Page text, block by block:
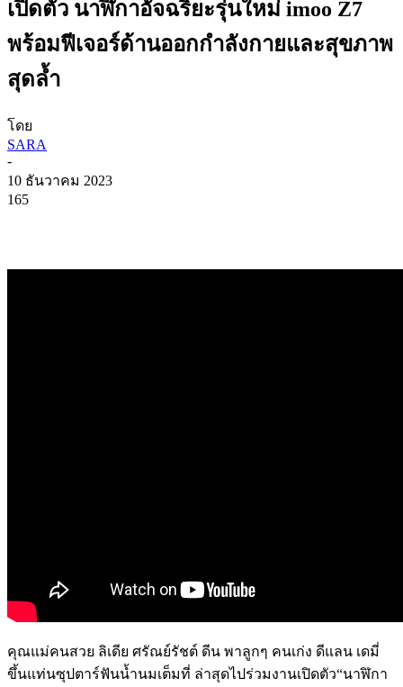
เปิดตัว นาฬิกาอัจฉริยะรุ่นใหม่ imoo Z7
พร้อมฟีเจอร์ด้านออกกำลังกายและสุขภาพ
สุดล้ำ
โดย
SARA
-
10 ธันวาคม 2023
165
คุณแม่คนสวย ลิเดีย ศรัณย์รัชต์ ดีน พาลูกๆ คนเก่ง ดีแลน เดมี่
ขึ้นแท่นซุปตาร์ฟันน้ำนมเต็มที่ ล่าสุดไปร่วมงานเปิดตัว“นาฬิกา